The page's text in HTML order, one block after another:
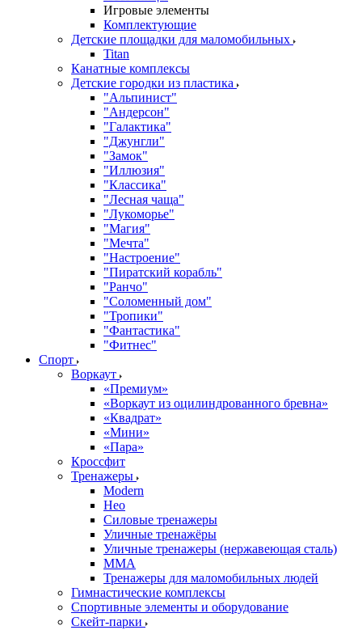
Игровые элементы
Комплектующие
Детские площадки для маломобильных
Titan
Канатные комплексы
Детские городки из пластика
"Альпинист"
"Андерсон"
"Галактика"
"Джунгли"
"Замок"
"Иллюзия"
"Классика"
"Лесная чаща"
"Лукоморье"
"Магия"
"Мечта"
"Настроение"
"Пиратский корабль"
"Ранчо"
"Соломенный дом"
"Тропики"
"Фантастика"
"Фитнес"
Спорт
Воркаут
«Премиум»
«Воркаут из оцилиндрованного бревна»
«Квадрат»
«Мини»
«Пара»
Кроссфит
Тренажеры
Modern
Нео
Силовые тренажеры
Уличные тренажёры
Уличные тренажеры (нержавеющая сталь)
ММА
Тренажеры для маломобильных людей
Гимнастические комплексы
Спортивные элементы и оборудование
Скейт-парки